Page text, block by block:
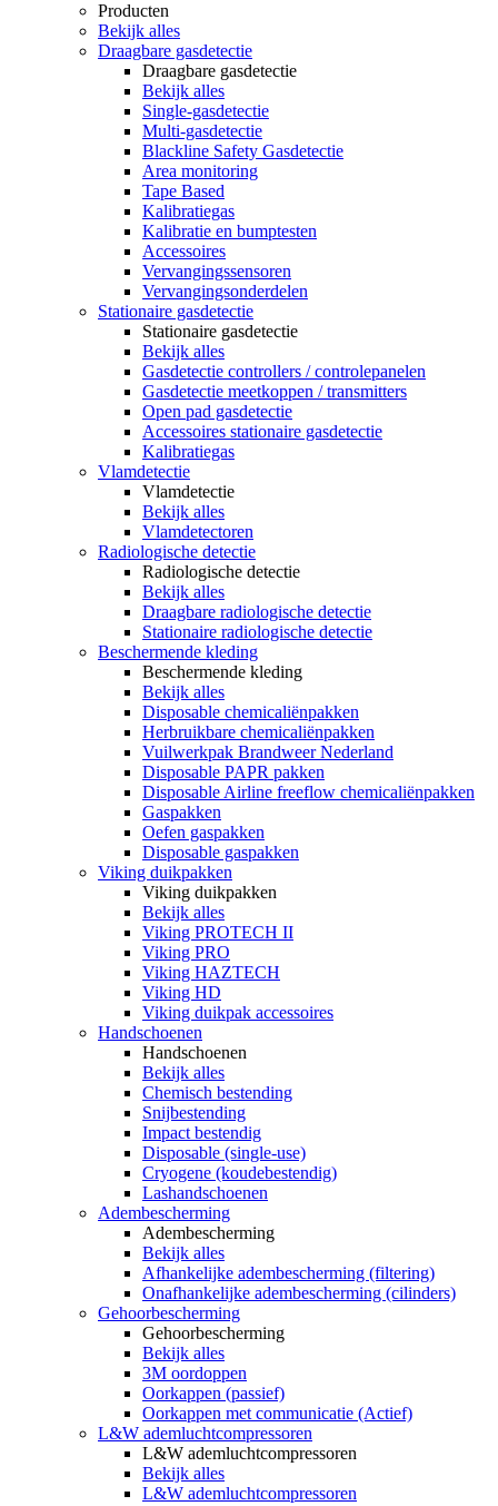
Producten
Bekijk alles
Draagbare gasdetectie
Draagbare gasdetectie
Bekijk alles
Single-gasdetectie
Multi-gasdetectie
Blackline Safety Gasdetectie
Area monitoring
Tape Based
Kalibratiegas
Kalibratie en bumptesten
Accessoires
Vervangingssensoren
Vervangingsonderdelen
Stationaire gasdetectie
Stationaire gasdetectie
Bekijk alles
Gasdetectie controllers / controlepanelen
Gasdetectie meetkoppen / transmitters
Open pad gasdetectie
Accessoires stationaire gasdetectie
Kalibratiegas
Vlamdetectie
Vlamdetectie
Bekijk alles
Vlamdetectoren
Radiologische detectie
Radiologische detectie
Bekijk alles
Draagbare radiologische detectie
Stationaire radiologische detectie
Beschermende kleding
Beschermende kleding
Bekijk alles
Disposable chemicaliënpakken
Herbruikbare chemicaliënpakken
Vuilwerkpak Brandweer Nederland
Disposable PAPR pakken
Disposable Airline freeflow chemicaliënpakken
Gaspakken
Oefen gaspakken
Disposable gaspakken
Viking duikpakken
Viking duikpakken
Bekijk alles
Viking PROTECH II
Viking PRO
Viking HAZTECH
Viking HD
Viking duikpak accessoires
Handschoenen
Handschoenen
Bekijk alles
Chemisch bestending
Snijbestending
Impact bestendig
Disposable (single-use)
Cryogene (koudebestendig)
Lashandschoenen
Adembescherming
Adembescherming
Bekijk alles
Afhankelijke adembescherming (filtering)
Onafhankelijke adembescherming (cilinders)
Gehoorbescherming
Gehoorbescherming
Bekijk alles
3M oordoppen
Oorkappen (passief)
Oorkappen met communicatie (Actief)
L&W ademluchtcompressoren
L&W ademluchtcompressoren
Bekijk alles
L&W ademluchtcompressoren